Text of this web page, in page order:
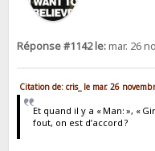
Réponse #1142 le:mar. 26
Citation de: cris_ le mar. 26
Et quand il y a « Man: », «
fout, on est d’accord ?